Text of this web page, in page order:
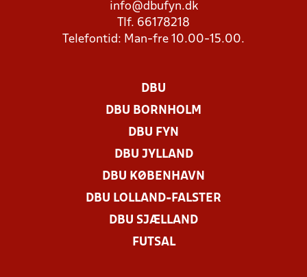
info@dbufyn.dk
Tlf. 66178218
Telefontid: Man-fre 10.00-15.00.
DBU
DBU BORNHOLM
DBU FYN
DBU JYLLAND
DBU KØBENHAVN
DBU LOLLAND-FALSTER
DBU SJÆLLAND
FUTSAL